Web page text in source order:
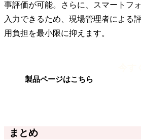
事評価が可能。さらに、スマートフ
入力できるため、現場管理者による
用負担を最小限に抑えます。
製品ページはこちら
まとめ